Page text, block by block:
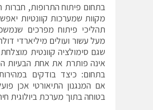
בתחום פיתוח התרופות,
מקוות שמערכות קוונטיות
תהליכי פיתוח מפרכים
מעל עשור ועולים מיליארדי
שגם סימולציה קוונטית
אינה פותרת את אחת הבעיות
בתחום: כיצד בודקים
אם המנגנון התיאורטי אכן
בטוחה בתוך מערכת ביולוגית